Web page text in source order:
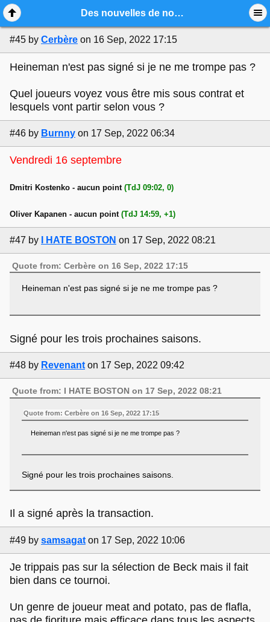
Des nouvelles de nos espoirs 2022-2023
#45 by Cerbère on 16 Sep, 2022 17:15
Heineman n'est pas signé si je ne me trompe pas ?
Quel joueurs voyez vous être mis sous contrat et
lesquels vont partir selon vous ?
#46 by Burnny on 17 Sep, 2022 06:34
Vendredi 16 septembre
Dmitri Kostenko - aucun point (TdJ 09:02, 0)
Oliver Kapanen - aucun point (TdJ 14:59, +1)
#47 by I HATE BOSTON on 17 Sep, 2022 08:21
Quote from: Cerbère on 16 Sep, 2022 17:15
Heineman n'est pas signé si je ne me trompe pas ?
Signé pour les trois prochaines saisons.
#48 by Revenant on 17 Sep, 2022 09:42
Quote from: I HATE BOSTON on 17 Sep, 2022 08:21
Quote from: Cerbère on 16 Sep, 2022 17:15
Heineman n'est pas signé si je ne me trompe pas ?
Signé pour les trois prochaines saisons.
Il a signé après la transaction.
#49 by samsagat on 17 Sep, 2022 10:06
Je trippais pas sur la sélection de Beck mais il fait
bien dans ce tournoi.
Un genre de joueur meat and potato, pas de flafla,